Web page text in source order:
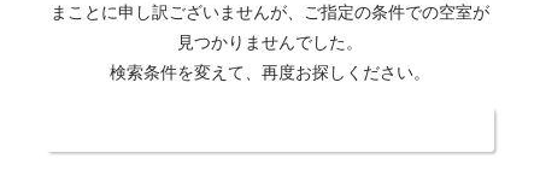
まことに申し訳ございませんが、ご指定の条件での空室が
見つかりませんでした。
検索条件を変えて、再度お探しください。